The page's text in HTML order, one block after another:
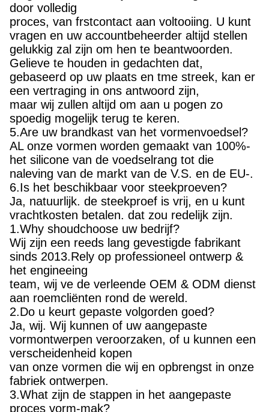
door volledig
proces, van frstcontact aan voltooiing. U kunt
vragen en uw accountbeheerder altijd stellen
gelukkig zal zijn om hen te beantwoorden.
Gelieve te houden in gedachten dat,
gebaseerd op uw plaats en tme streek, kan er
een vertraging in ons antwoord zijn,
maar wij zullen altijd om aan u pogen zo
spoedig mogelijk terug te keren.
5.Are uw brandkast van het vormenvoedsel?
AL onze vormen worden gemaakt van 100%-
het silicone van de voedselrang tot die
naleving van de markt van de V.S. en de EU-.
6.Is het beschikbaar voor steekproeven?
Ja, natuurlijk. de steekproef is vrij, en u kunt
vrachtkosten betalen. dat zou redelijk zijn.
1.Why shoudchoose uw bedrijf?
Wij zijn een reeds lang gevestigde fabrikant
sinds 2013.Rely op professioneel ontwerp &
het engineeing
team, wij ve de verleende OEM & ODM dienst
aan roemcliënten rond de wereld.
2.Do u keurt gepaste volgorden goed?
Ja, wij. Wij kunnen of uw aangepaste
vormontwerpen veroorzaken, of u kunnen een
verscheidenheid kopen
van onze vormen die wij en opbrengst in onze
fabriek ontwerpen.
3.What zijn de stappen in het aangepaste
proces vorm-mak?